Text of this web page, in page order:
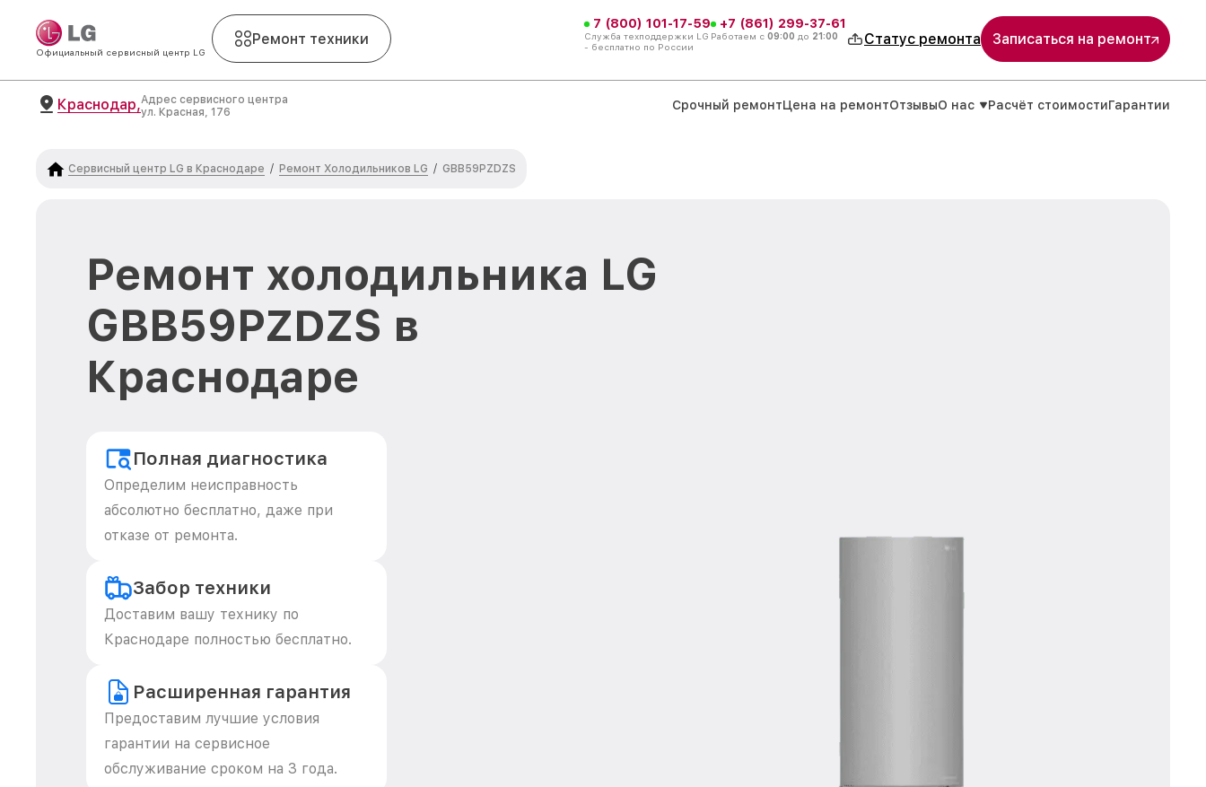
Официальный сервисный центр LG
Ремонт техники
7 (800) 101-17-59
Служба техподдержки LG
- бесплатно по России
+7 (861) 299-37-61
Работаем с 09:00 до 21:00 Статус ремонта Записаться на ремонт
Краснодар,Адрес сервисного центра
ул. Красная, 176
Срочный ремонтЦена на ремонтОтзывыО нас Расчёт стоимостиГарантии
Сервисный центр LG в Краснодаре / Ремонт Холодильников LG / GBB59PZDZS
Ремонт холодильника LG
GBB59PZDZS в
Краснодаре
Полная диагностика
Определим неисправность
абсолютно бесплатно, даже при
отказе от ремонта.
Забор техники
Доставим вашу технику по
Краснодаре полностью бесплатно.
Расширенная гарантия
Предоставим лучшие условия
гарантии на сервисное
обслуживание сроком на 3 года.